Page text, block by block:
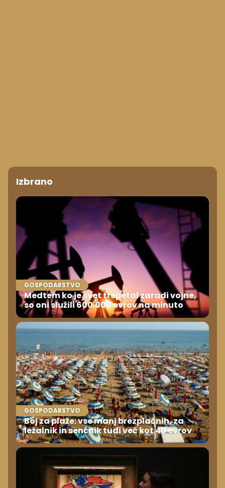
Izbrano
GOSPODARSTVO
Medtem ko je svet trepetal zaradi vojne,
so oni služili 600.000 evrov na minuto
GOSPODARSTVO
Boj za plaže: vse manj brezplačnih, za
ležalnik in senčnik tudi več kot 40 evrov